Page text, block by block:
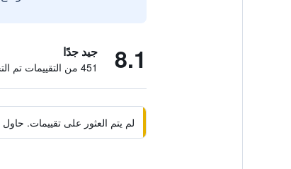
8.1 جيد جدًا
451 من التقييمات تم التحقق منها
لم يتم العثور على تقييمات.